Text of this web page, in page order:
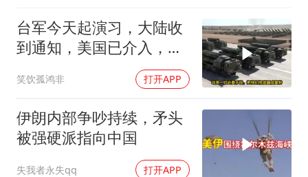
台军今天起演习，大陆收
到通知，美国已介入，日
笑饮孤鸿非 打开APP
伊朗内部争吵持续，矛头
被强硬派指向中国
失我者永失qq 打开APP